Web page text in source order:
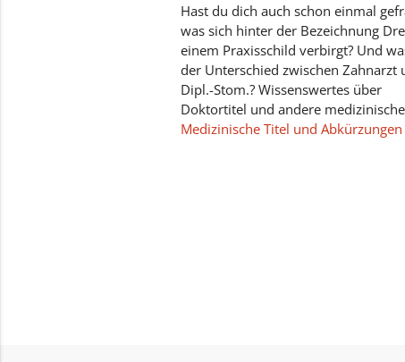
Hast du dich auch schon einmal
was sich hinter der Bezeichnung
einem Praxisschild verbirgt? Und
der Unterschied zwischen Zahnarzt
Dipl.-Stom.? Wissenswertes über
Doktortitel und andere
Medizinische Titel und Abkürzungen